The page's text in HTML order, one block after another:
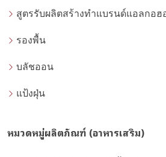
รองพื้น
บลัชออน
แป้งฝุ่น
หมวดหมู่ผลิตภัณฑ์ (อาหารเสริม)